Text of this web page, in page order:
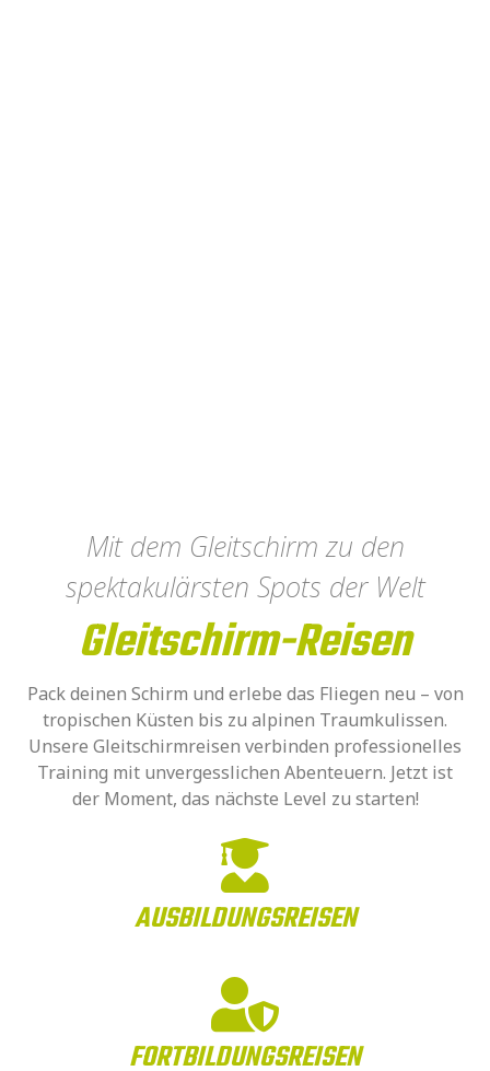
Mit dem Gleitschirm zu den
spektakulärsten Spots der Welt
Gleitschirm-Reisen
Pack deinen Schirm und erlebe das Fliegen neu – von
tropischen Küsten bis zu alpinen Traumkulissen.
Unsere Gleitschirmreisen verbinden professionelles
Training mit unvergesslichen Abenteuern. Jetzt ist
der Moment, das nächste Level zu starten!
AUSBILDUNGS­REISEN
FORTBILDUNGS­REISEN